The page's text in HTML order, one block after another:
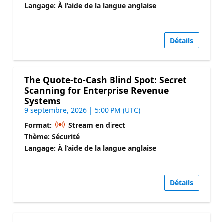
Langage: À l’aide de la langue anglaise
Détails
The Quote-to-Cash Blind Spot: Secret
Scanning for Enterprise Revenue
Systems
9 septembre, 2026 | 5:00 PM (UTC)
Format:
Stream en direct
Thème: Sécurité
Langage: À l’aide de la langue anglaise
Détails